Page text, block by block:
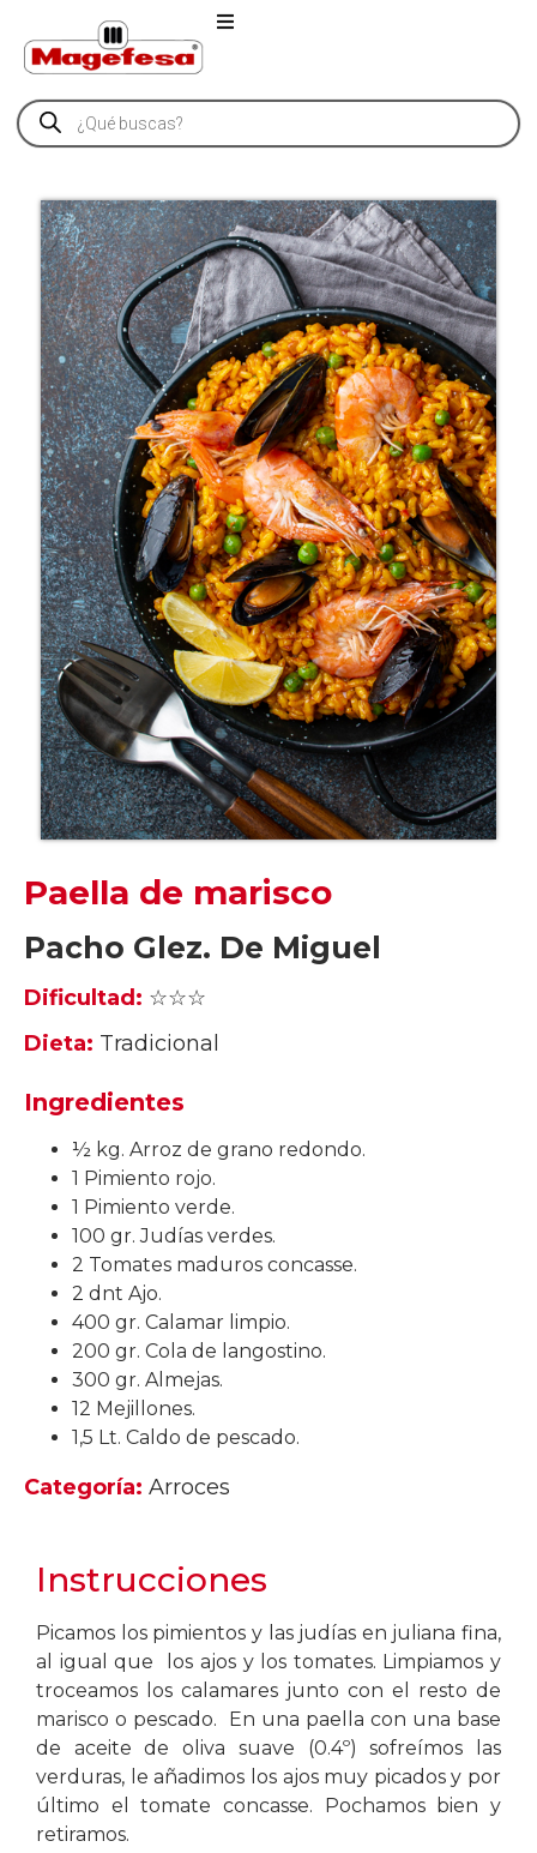
Paella de marisco
Pacho Glez. De Miguel
Dificultad: ☆☆☆
Dieta: Tradicional
Ingredientes
½ kg. Arroz de grano redondo.
1 Pimiento rojo.
1 Pimiento verde.
100 gr. Judías verdes.
2 Tomates maduros concasse.
2 dnt Ajo.
400 gr. Calamar limpio.
200 gr. Cola de langostino.
300 gr. Almejas.
12 Mejillones.
1,5 Lt. Caldo de pescado.
Categoría: Arroces
Instrucciones
Picamos los pimientos y las judías en juliana fina,
al igual que los ajos y los tomates. Limpiamos y
troceamos los calamares junto con el resto de
marisco o pescado. En una paella con una base
de aceite de oliva suave (0.4º) sofreímos las
verduras, le añadimos los ajos muy picados y por
último el tomate concasse. Pochamos bien y
retiramos.